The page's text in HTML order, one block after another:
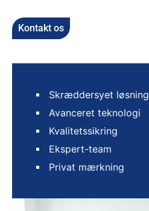
Kontakt os
Skræddersyet løsning
Avanceret teknologi
Kvalitetssikring
Ekspert-team
Privat mærkning